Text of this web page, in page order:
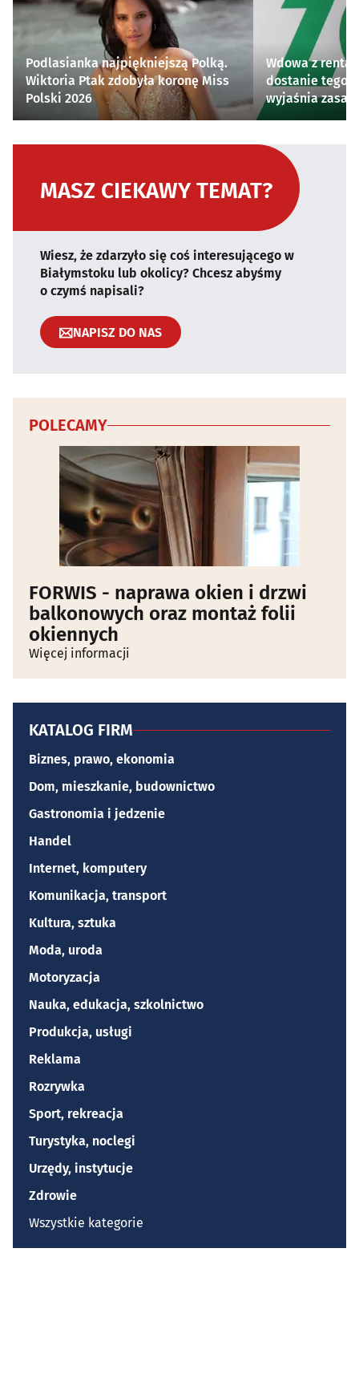
Podlasianka najpiękniejszą Polką.
Wiktoria Ptak zdobyła koronę Miss
Polski 2026
Wdowa z rentą
dostanie tego
wyjaśnia
MASZ CIEKAWY TEMAT?
Wiesz, że zdarzyło się coś interesującego w
Białymstoku lub okolicy? Chcesz abyśmy
o czymś napisali?
NAPISZ DO NAS
POLECAMY
FORWIS - naprawa okien i drzwi
balkonowych oraz montaż folii
okiennych
Więcej informacji
KATALOG FIRM
Biznes, prawo, ekonomia
Dom, mieszkanie, budownictwo
Gastronomia i jedzenie
Handel
Internet, komputery
Komunikacja, transport
Kultura, sztuka
Moda, uroda
Motoryzacja
Nauka, edukacja, szkolnictwo
Produkcja, usługi
Reklama
Rozrywka
Sport, rekreacja
Turystyka, noclegi
Urzędy, instytucje
Zdrowie
Wszystkie kategorie